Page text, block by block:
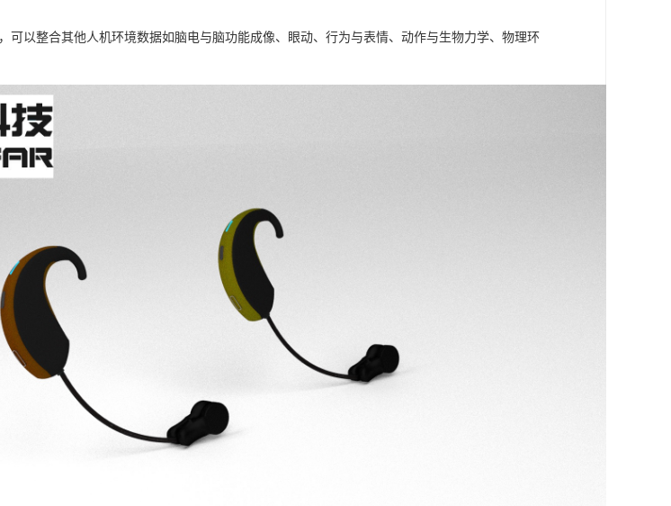
可以整合其他人机环境数据如脑电与脑功能成像、眼动、行为与表情、动作与生物力学、物理环